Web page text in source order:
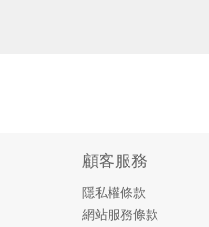
顧客服務
隱私權條款
網站服務條款